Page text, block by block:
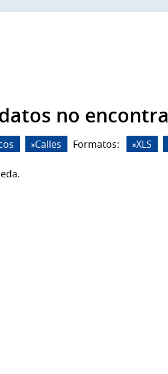
no
Calles Formatos: XLS